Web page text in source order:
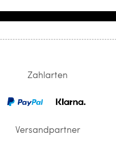
Zahlarten
Versandpartner